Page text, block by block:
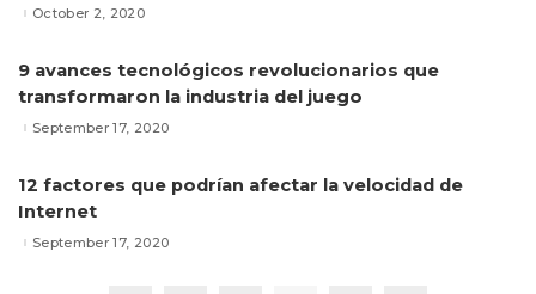
October 2, 2020
9 avances tecnológicos revolucionarios que
transformaron la industria del juego
September 17, 2020
12 factores que podrían afectar la velocidad de
Internet
September 17, 2020